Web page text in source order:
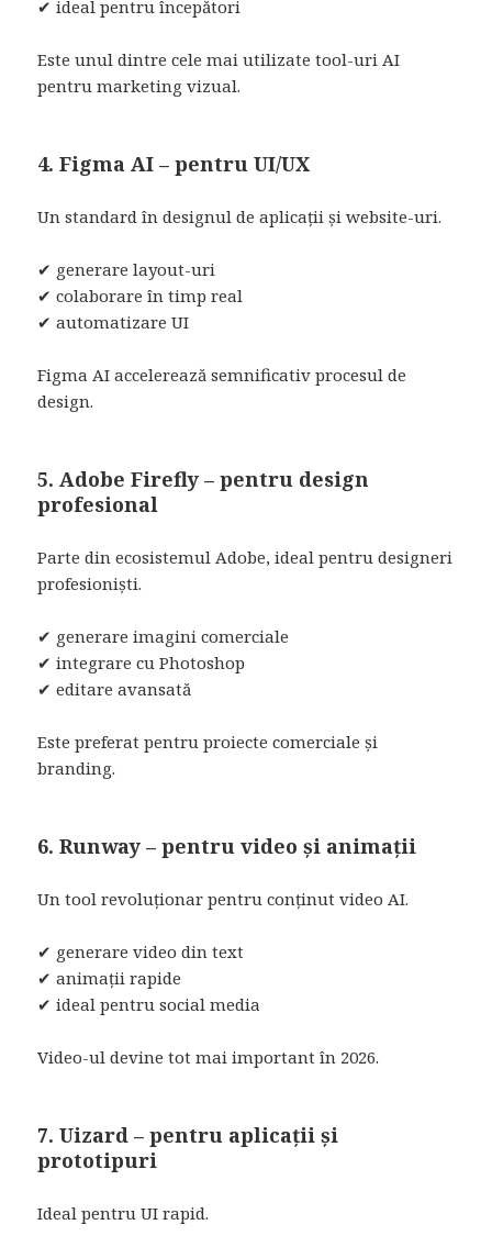
✔ ideal pentru începători
Este unul dintre cele mai utilizate tool-uri AI
pentru marketing vizual.
4. Figma AI – pentru UI/UX
Un standard în designul de aplicații și website-uri.
✔ generare layout-uri
✔ colaborare în timp real
✔ automatizare UI
Figma AI accelerează semnificativ procesul de
design.
5. Adobe Firefly – pentru design
profesional
Parte din ecosistemul Adobe, ideal pentru designeri
profesioniști.
✔ generare imagini comerciale
✔ integrare cu Photoshop
✔ editare avansată
Este preferat pentru proiecte comerciale și
branding.
6. Runway – pentru video și animații
Un tool revoluționar pentru conținut video AI.
✔ generare video din text
✔ animații rapide
✔ ideal pentru social media
Video-ul devine tot mai important în 2026.
7. Uizard – pentru aplicații și
prototipuri
Ideal pentru UI rapid.